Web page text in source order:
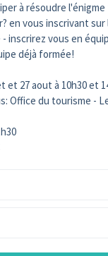
à résoudre l'énigme
en vous inscrivant
inscrirez vous en
déjà formée!
et 27 aout à 10h30 et
Office du tourisme -